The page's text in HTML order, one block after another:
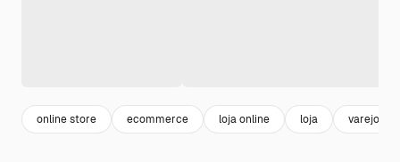
online store ecommerce loja online loja varejo